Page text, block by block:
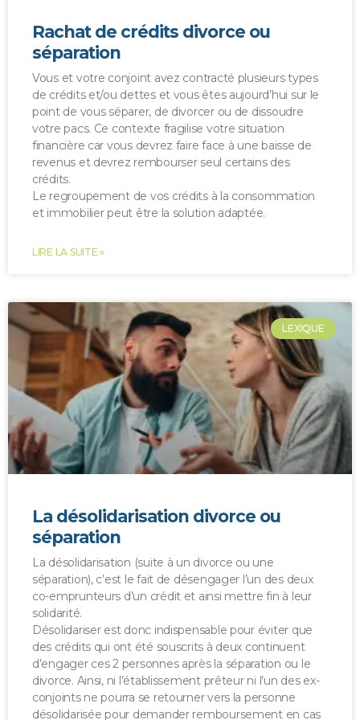
Rachat de crédits divorce ou
séparation
Vous et votre conjoint avez contracté plusieurs types
de crédits et/ou dettes et vous êtes aujourd’hui sur le
point de vous séparer, de divorcer ou de dissoudre
votre pacs. Ce contexte fragilise votre situation
financière car vous devrez faire face à une baisse de
revenus et devrez rembourser seul certains des
crédits.
Le regroupement de vos crédits à la consommation
et immobilier peut être la solution adaptée.
LIRE LA SUITE »
LEXIQUE
La désolidarisation divorce ou
séparation
La désolidarisation (suite à un divorce ou une
séparation), c’est le fait de désengager l’un des deux
co-emprunteurs d’un crédit et ainsi mettre fin à leur
solidarité.
Désolidariser est donc indispensable pour éviter que
des crédits qui ont été souscrits à deux continuent
d’engager ces 2 personnes après la séparation ou le
divorce. Ainsi, ni l’établissement prêteur ni l’un des ex-
conjoints ne pourra se retourner vers la personne
désolidarisée pour demander remboursement en cas